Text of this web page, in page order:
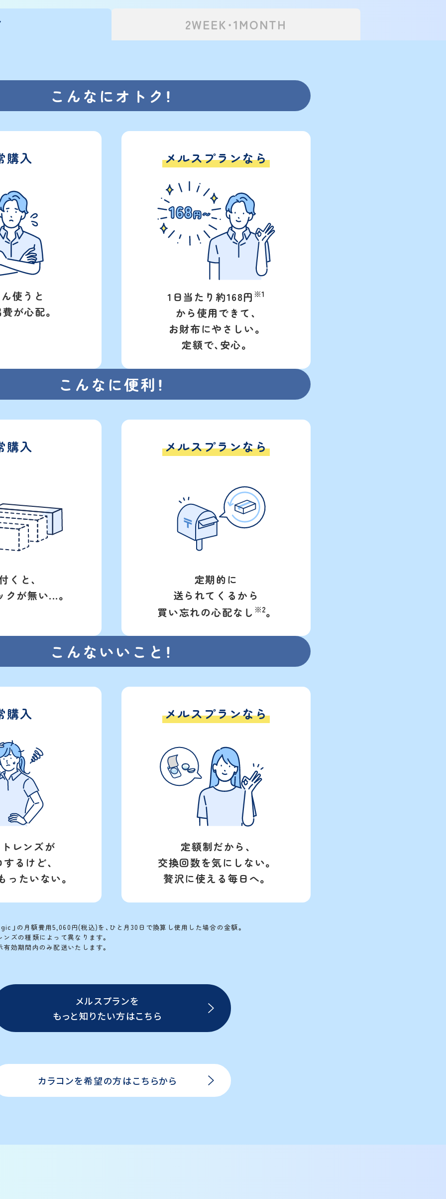
2WEEK・1MONTH
こんなにオトク！
購入
使うと
が心配。
メルスプランなら
1日当たり約168円 ※1
から使用できて、
お財布にやさしい。
定額で、安心。
こんなに便利！
購入
くと、
クが無い...。
メルスプランなら
定期的に
送られてくるから
買い忘れの心配なし ※2。
こんないいこと！
購入
レンズが
るけど、
ったいない。
メルスプランなら
定額制だから、
交換回数を気にしない。
贅沢に使える毎日へ。
」の月額費用5,060円(税込)を、ひと月30日で換算し使用した場合の金額。
ズの種類によって異なります。
効期間内のみ配送いたします。
メルスプランを
もっと知りたい方はこちら
カラコンを希望の方はこちらから